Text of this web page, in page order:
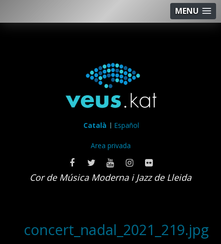
MENU
Català Español
Area privada
Cor de Música Moderna i Jazz de Lleida
concert_nadal_2021_219.jpg